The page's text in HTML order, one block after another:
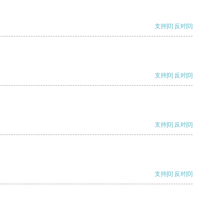
支持[0] 反对[0]
支持[0] 反对[0]
支持[0] 反对[0]
支持[0] 反对[0]